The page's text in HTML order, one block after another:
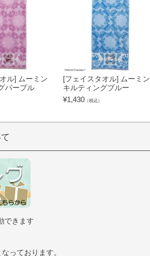
ル] ムーミン
パープル
[フェイスタオル] ムーミン
キルティングブルー
¥1,430 （税込）
できます
っております。